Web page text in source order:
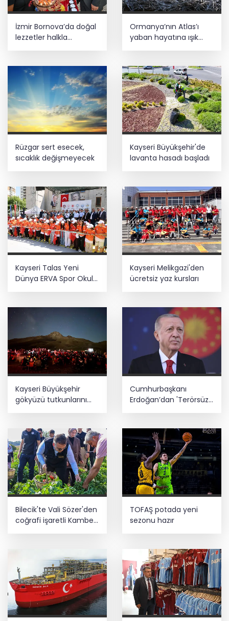
İzmir Bornova’da doğal
lezzetler halkla
Ormanya’nın Atlas’ı
yaban hayatına ışık
Rüzgar sert esecek,
sıcaklık değişmeyecek
Kayseri Büyükşehir'de
lavanta hasadı başladı
Kayseri Talas Yeni
Dünya ERVA Spor Okulu
açıldı
Kayseri Melikgazi'den
ücretsiz yaz kursları
Kayseri Büyükşehir
gökyüzü tutkunlarını
Cumhurbaşkanı
Erdoğan’dan 'Terörsüz
Bilecik'te Vali Sözer'den
coğrafi işaretli Kamber
TOFAŞ potada yeni
sezonu hazır